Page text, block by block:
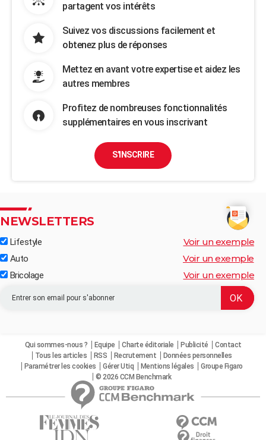
partagent vos intérêts
Suivez vos discussions facilement et
obtenez plus de réponses
Mettez en avant votre expertise et aidez les
autres membres
Profitez de nombreuses fonctionnalités
supplémentaires en vous inscrivant
S'INSCRIRE
NEWSLETTERS
Lifestyle Voir un exemple
Auto Voir un exemple
Bricolage Voir un exemple
Qui sommes-nous ? Equipe Charte éditoriale Publicité
Contact
Tous les articles
RSS Recrutement
Données personnelles
Paramétrer les cookies
Gérer Utiq Mentions légales
Groupe Figaro
© 2026 CCM Benchmark